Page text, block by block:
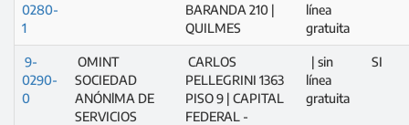
0280-
1
BARANDA 210 |
QUILMES
línea
gratuita
9-
0290-
0
OMINT
SOCIEDAD
ANÓNlMA DE
SERVICIOS
CARLOS
PELLEGRINI 1363
PISO 9 | CAPITAL
FEDERAL -
| sin
línea
gratuita
SI